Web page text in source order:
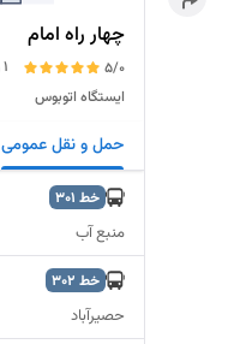
چهار راه امام
5/0
1 رای
ایستگاه اتوبوس
حمل و نقل عمومی
خط 301
منبع آب
خط 302
حصیرآباد